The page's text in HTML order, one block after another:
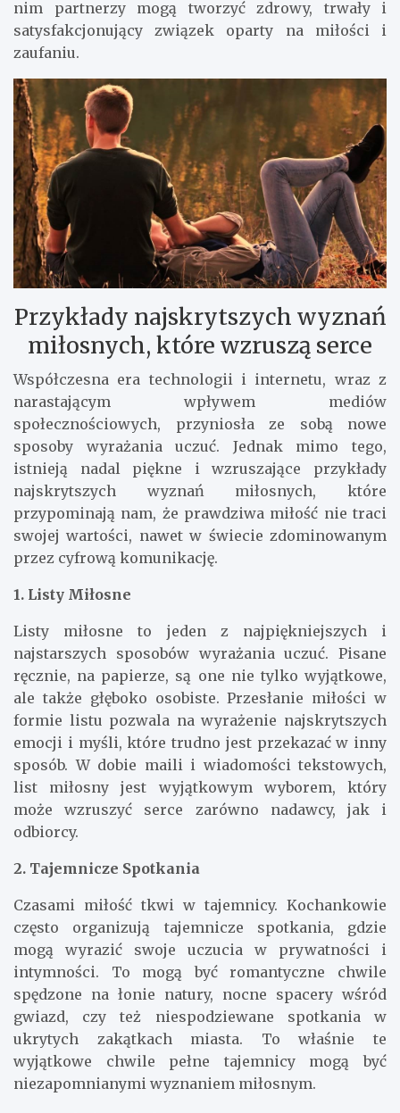
nim partnerzy mogą tworzyć zdrowy, trwały i
satysfakcjonujący związek oparty na miłości i
zaufaniu.
Przykłady najskrytszych wyznań
miłosnych, które wzruszą serce
Współczesna era technologii i internetu, wraz z
narastającym wpływem mediów
społecznościowych, przyniosła ze sobą nowe
sposoby wyrażania uczuć. Jednak mimo tego,
istnieją nadal piękne i wzruszające przykłady
najskrytszych wyznań miłosnych, które
przypominają nam, że prawdziwa miłość nie traci
swojej wartości, nawet w świecie zdominowanym
przez cyfrową komunikację.
1. Listy Miłosne
Listy miłosne to jeden z najpiękniejszych i
najstarszych sposobów wyrażania uczuć. Pisane
ręcznie, na papierze, są one nie tylko wyjątkowe,
ale także głęboko osobiste. Przesłanie miłości w
formie listu pozwala na wyrażenie najskrytszych
emocji i myśli, które trudno jest przekazać w inny
sposób. W dobie maili i wiadomości tekstowych,
list miłosny jest wyjątkowym wyborem, który
może wzruszyć serce zarówno nadawcy, jak i
odbiorcy.
2. Tajemnicze Spotkania
Czasami miłość tkwi w tajemnicy. Kochankowie
często organizują tajemnicze spotkania, gdzie
mogą wyrazić swoje uczucia w prywatności i
intymności. To mogą być romantyczne chwile
spędzone na łonie natury, nocne spacery wśród
gwiazd, czy też niespodziewane spotkania w
ukrytych zakątkach miasta. To właśnie te
wyjątkowe chwile pełne tajemnicy mogą być
niezapomnianymi wyznaniem miłosnym.